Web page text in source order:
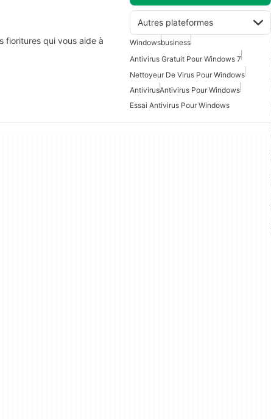
Autres plateformes
fioritures qui vous aide à
Windowsbusiness
Antivirus Gratuit Pour Windows 7
Nettoyeur De Virus Pour Windows
AntivirusAntivirus Pour Windows
Essai Antivirus Pour Windows